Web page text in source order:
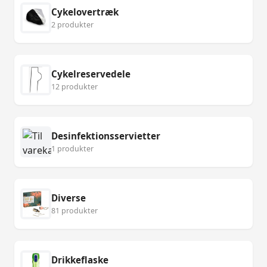
Cykelovertræk
2 produkter
Cykelreservedele
12 produkter
Desinfektionsservietter
1 produkter
Diverse
81 produkter
Drikkeflaske